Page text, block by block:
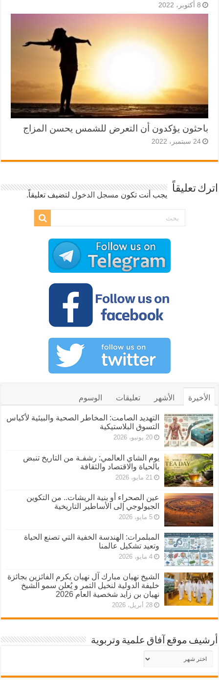
8 أكتوبر، 2022
باحثون يؤكدون أن التعرض للشمس يحسن المزاج
24 سبتمبر، 2022
اترك تعليقاً
يجب أنت تكون مسجل الدخول لتضيف تعليقاً.
الأخيرة الأشهر تعليقات الوسوم
التهديد الصامت: المخاطر الصحية والبيئية لأكياس
التسوق البلاستيكية
20 يونيو، 2026
يوم الشاي العالمي: رشفـة من التاريخ تنبض
بالحياة والاقتصاد والثقافة
21 مايو، 2026
عين الصحراء أو بنية الريشات.. من التكوين
الجيولوجي إلى الأساطير التاريخية
5 مايو، 2026
المبلمرات: الهندسة الخفية التي تصنع الحياة
وتعيد تشكيل عالمنا
4 مايو، 2026
الشيخ نهيان مبارك آل نهيان يكرم الفائزين بجائزة
خليفة الدولية لنخيل التمر و يُعلن سمو الشيخ
نهيان بن زايد شخصية العام 2026
28 أبريل، 2026
أرشيف موقع آفاق علمية وتربوية
أرشيف
موقع